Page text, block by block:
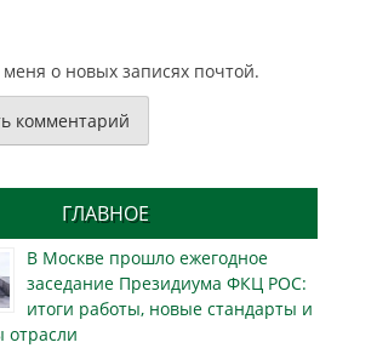
о новых записях почтой.
ГЛАВНОЕ
В Москве прошло ежегодное
заседание Президиума ФКЦ РОС:
итоги работы, новые стандарты и
отрасли